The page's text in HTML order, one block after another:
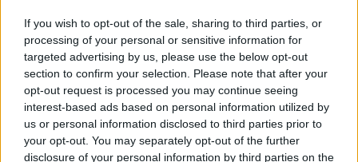
If you wish to opt-out of the sale, sharing to third parties, or
processing of your personal or sensitive information for
targeted advertising by us, please use the below opt-out
section to confirm your selection. Please note that after your
opt-out request is processed you may continue seeing
interest-based ads based on personal information utilized by
us or personal information disclosed to third parties prior to
your opt-out. You may separately opt-out of the further
disclosure of your personal information by third parties on the
Elsparkcyklister till sjukhus
efter olycka
På onsdagskvällen körde en elsparkcykel in
i en […]
Publicerad 09:51, 6 augusti 2026